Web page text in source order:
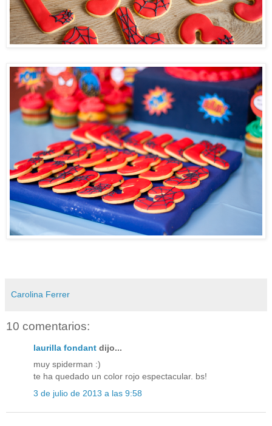
Carolina Ferrer
10 comentarios:
laurilla fondant dijo...
muy spiderman :)
te ha quedado un color rojo espectacular. bs!
3 de julio de 2013 a las 9:58